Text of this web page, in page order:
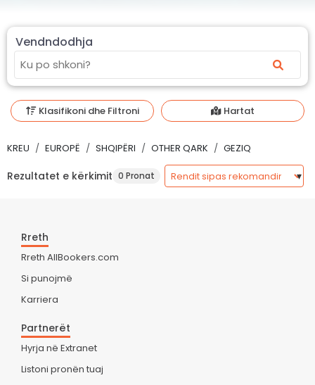
Vendndodhja
Klasifikoni dhe Filtroni Hartat
KREU EUROPË SHQIPËRI OTHER QARK GEZIQ
Rezultatet e kërkimit 0 Pronat
Rreth
Rreth AllBookers.com
Si punojmë
Karriera
Partnerët
Hyrja në Extranet
Listoni pronën tuaj